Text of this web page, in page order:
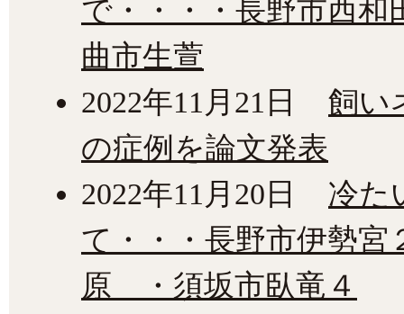
で・・・・長野市西
曲市生萱
2022年11月21日
飼い
の症例を論文発表
2022年11月20日
冷た
て・・・長野市伊勢
原 ・須坂市臥竜４